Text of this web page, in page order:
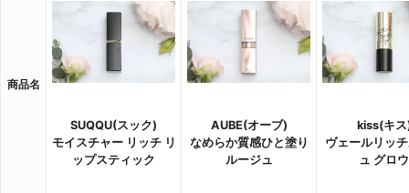
商品名
SUQQU(スック)
モイスチャー リッチ リ
ップスティック
AUBE(オーブ)
なめらか質感ひと塗り
ルージュ
kiss(キ
ヴェールリッ
ュ グロウ